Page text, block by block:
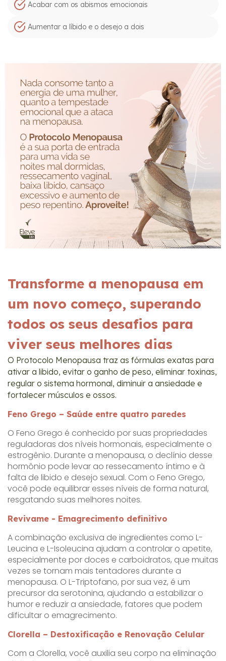
Acabar com os abismos emocionais
Aumentar a líbido e o desejo a dois
Transforme a menopausa em
um novo começo, superando
todos os seus desafios para
viver seus melhores dias
O Protocolo Menopausa traz as fórmulas exatas para
ativar a libido, evitar o ganho de peso, eliminar toxinas,
regular o sistema hormonal, diminuir a ansiedade e
fortalecer músculos e ossos.
Feno Grego – Saúde entre quatro paredes
O Feno Grego é conhecido por suas propriedades
reguladoras dos níveis hormonais, especialmente o
estrogênio. Durante a menopausa, o declínio desse
hormônio pode levar ao ressecamento íntimo e à
falta de libido e desejo sexual. Com o Feno Grego,
você pode equilibrar esses níveis de forma natural,
resgatando suas melhores noites.
Revivame - Emagrecimento definitivo
A combinação exclusiva de ingredientes como L-
Leucina e L-Isoleucina ajudam a controlar o apetite,
especialmente por doces e carboidratos, que muitas
vezes se tornam mais tentadores durante a
menopausa. O L-Triptofano, por sua vez, é um
precursor da serotonina, ajudando a estabilizar o
humor e reduzir a ansiedade, fatores que podem
dificultar o emagrecimento.
Clorella – Destoxificação e Renovação Celular
Com a Clorella, você auxilia seu corpo na eliminação